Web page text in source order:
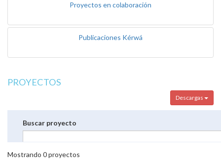
Proyectos en colaboración
Publicaciones Kérwá
PROYECTOS
Descargas
Buscar proyecto
Mostrando 0proyectos